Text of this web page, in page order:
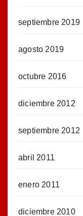
septiembre 2019
agosto 2019
octubre 2016
diciembre 2012
septiembre 2012
abril 2011
enero 2011
diciembre 2010